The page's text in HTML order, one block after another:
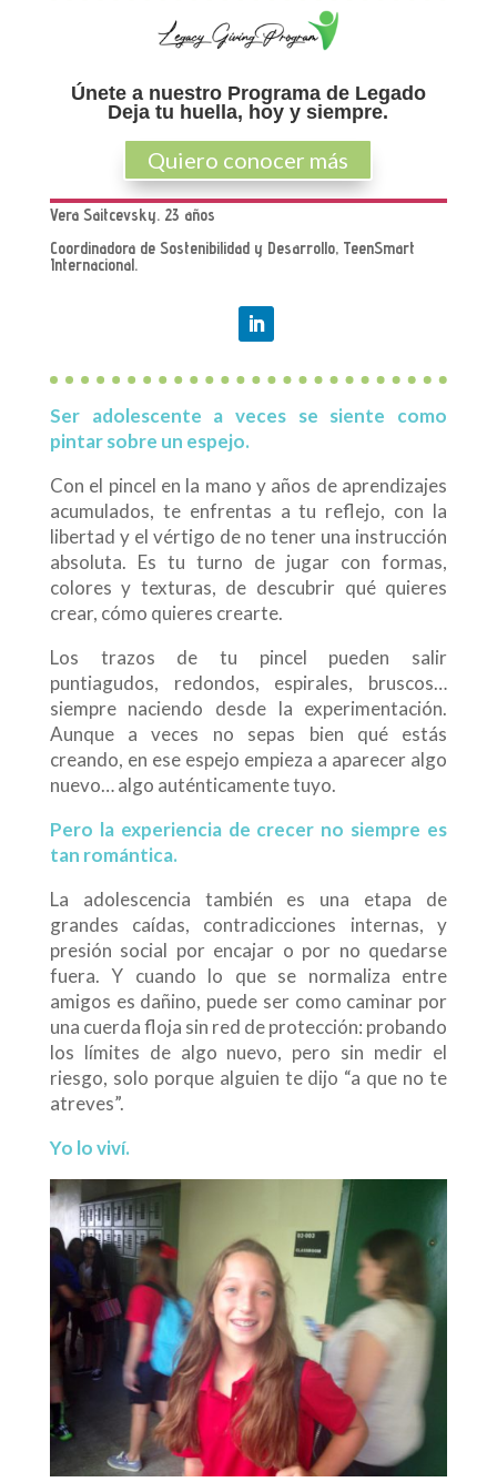
Únete a nuestro Programa de Legado
Deja tu huella, hoy y siempre.
Quiero conocer más
Vera Saitcevsky. 23 años
Coordinadora de Sostenibilidad y Desarrollo, TeenSmart
Internacional.
Ser adolescente a veces se siente como
pintar sobre un espejo.
Con el pincel en la mano y años de aprendizajes
acumulados, te enfrentas a tu reflejo, con la
libertad y el vértigo de no tener una instrucción
absoluta. Es tu turno de jugar con formas,
colores y texturas, de descubrir qué quieres
crear, cómo quieres crearte.
Los trazos de tu pincel pueden salir
puntiagudos, redondos, espirales, bruscos…
siempre naciendo desde la experimentación.
Aunque a veces no sepas bien qué estás
creando, en ese espejo empieza a aparecer algo
nuevo… algo auténticamente tuyo.
Pero la experiencia de crecer no siempre es
tan romántica.
La adolescencia también es una etapa de
grandes caídas, contradicciones internas, y
presión social por encajar o por no quedarse
fuera. Y cuando lo que se normaliza entre
amigos es dañino, puede ser como caminar por
una cuerda floja sin red de protección: probando
los límites de algo nuevo, pero sin medir el
riesgo, solo porque alguien te dijo “a que no te
atreves”.
Yo loviví.